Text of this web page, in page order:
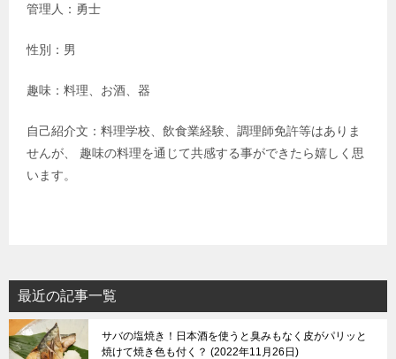
管理人：勇士
性別：男
趣味：料理、お酒、器
自己紹介文：料理学校、飲食業経験、調理師免許等はありま
せんが、 趣味の料理を通じて共感する事ができたら嬉しく思
います。
最近の記事一覧
サバの塩焼き！日本酒を使うと臭みもなく皮がパリッと
焼けて焼き色も付く？
2022年11月26日